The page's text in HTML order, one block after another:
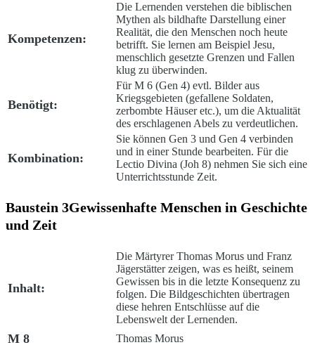
Kompetenzen:
Die Lernenden verstehen die biblischen
Mythen als bildhafte Darstellung einer
Realität, die den Menschen noch heute
betrifft. Sie lernen am Beispiel Jesu,
menschlich gesetzte Grenzen und Fallen
klug zu überwinden.
Benötigt:
Für M 6 (Gen 4) evtl. Bilder aus
Kriegsgebieten (gefallene Soldaten,
zerbombte Häuser etc.), um die Aktualität
des erschlagenen Abels zu verdeutlichen.
Kombination:
Sie können Gen 3 und Gen 4 verbinden
und in einer Stunde bearbeiten. Für die
Lectio Divina (Joh 8) nehmen Sie sich eine
Unterrichtsstunde Zeit.
Baustein 3Gewissenhafte Menschen in Geschichte
und Zeit
Inhalt:
Die Märtyrer Thomas Morus und Franz
Jägerstätter zeigen, was es heißt, seinem
Gewissen bis in die letzte Konsequenz zu
folgen. Die Bildgeschichten übertragen
diese hehren Entschlüsse auf die
Lebenswelt der Lernenden.
M 8 Thomas Morus